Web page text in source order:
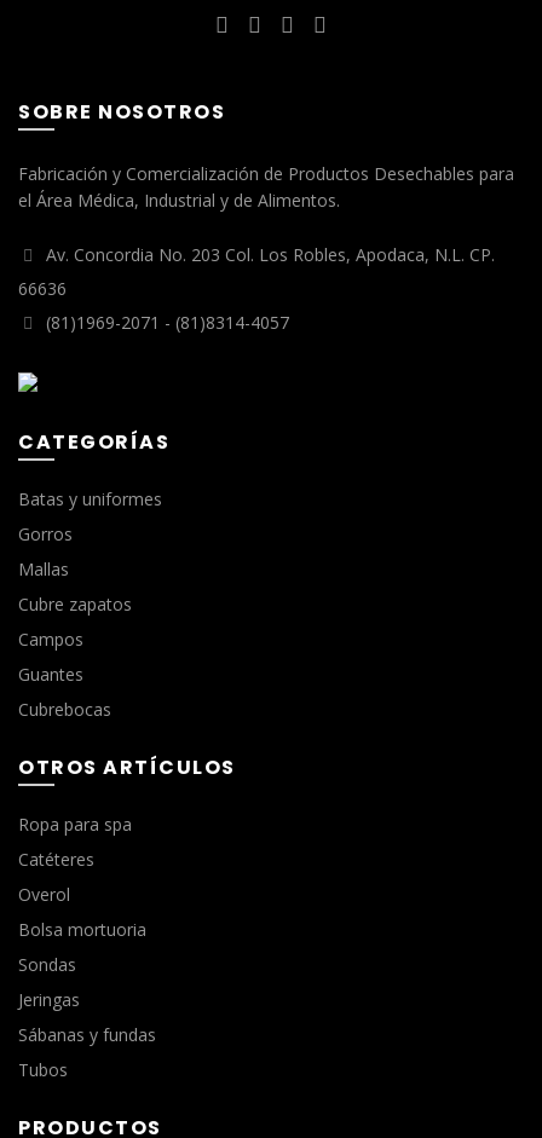
SOBRE NOSOTROS
Fabricación y Comercialización de Productos Desechables para
el Área Médica, Industrial y de Alimentos.
Av. Concordia No. 203 Col. Los Robles, Apodaca, N.L. CP.
66636
(81)1969-2071 - (81)8314-4057
CATEGORÍAS
Batas y uniformes
Gorros
Mallas
Cubre zapatos
Campos
Guantes
Cubrebocas
OTROS ARTÍCULOS
Ropa para spa
Catéteres
Overol
Bolsa mortuoria
Sondas
Jeringas
Sábanas y fundas
Tubos
PRODUCTOS